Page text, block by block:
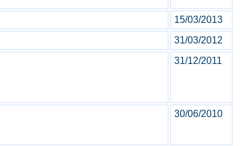
15/03/2013
31/03/2012
31/12/2011
30/06/2010